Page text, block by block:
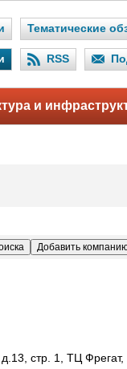
Тематические
RSS
и
стр. 1, ТЦ